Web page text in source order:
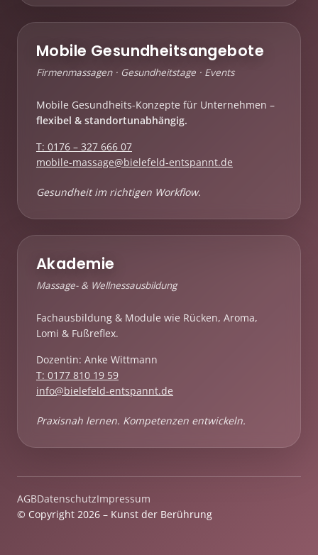
Mobile Gesundheitsangebote
Firmenmassagen · Gesundheitstage · Events
Mobile Gesundheits-Konzepte für Unternehmen –
flexibel & standortunabhängig.
T: 0176 – 327 666 07
mobile-massage@bielefeld-entspannt.de
Gesundheit im richtigen Workflow.
Akademie
Massage- & Wellnessausbildung
Fachausbildung & Module wie Rücken, Aroma,
Lomi & Fußreflex.
Dozentin: Anke Wittmann
T: 0177 810 19 59
info@bielefeld-entspannt.de
Praxisnah lernen. Kompetenzen entwickeln.
© Copyright 2026 – Kunst der Berührung
AGBDatenschutzImpressum